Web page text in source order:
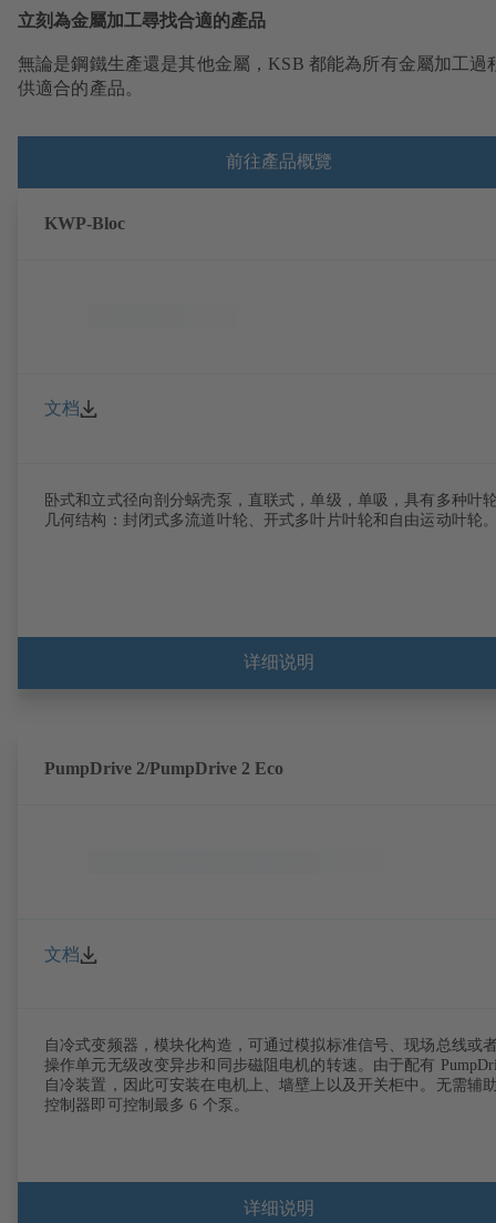
立刻為金屬加工尋找合適的產品
無論是鋼鐵生產還是其他金屬，KSB 都能為所有金屬加工過
供適合的產品。
前往產品概覽
KWP-Bloc
文档
卧式和立式径向剖分蜗壳泵，直联式，单级，单吸，具有多种叶
几何结构：封闭式多流道叶轮、开式多叶片叶轮和自由运动叶轮
详细说明
PumpDrive 2/PumpDrive 2 Eco
文档
自冷式变频器，模块化构造，可通过模拟标准信号、现场总线或
操作单元无级改变异步和同步磁阻电机的转速。由于配有
自冷装置，因此可安装在电机上、墙壁上以及开关柜中。无需辅
控制器即可控制最多 6 个泵。
详细说明